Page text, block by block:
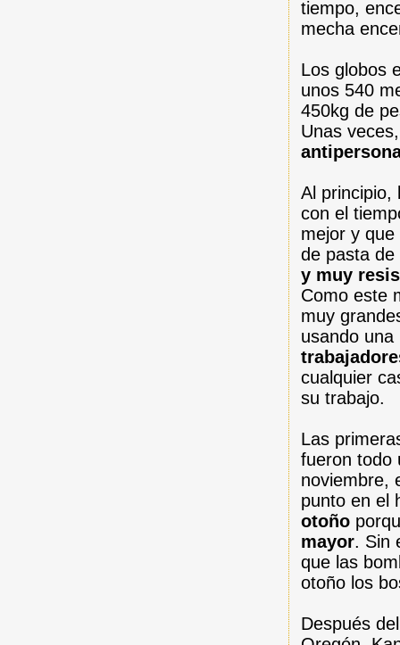
tiempo,
mecha
Los globos
unos 540
450kg de
Unas
Al principio,
con el
mejor y
de pasta
y muy
Como este
muy
usando
cualquier
su trabajo.
Las
fueron todo
noviembre,
punto en el
otoño
mayor. Sin
que las
otoño los
Después